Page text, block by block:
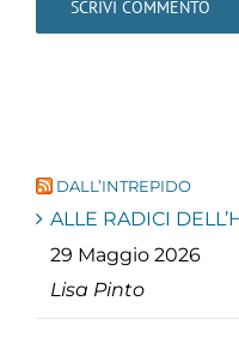
DALL’INTREPIDO
ALLE RADICI
29 Maggio 2026
Lisa Pinto